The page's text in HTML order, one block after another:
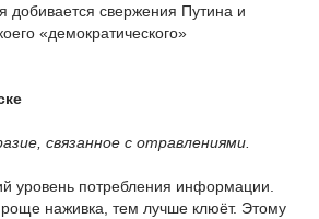
добивается свержения Путина и
«демократического»
связанное с отравлениями.
уровень потребления информации.
наживка, тем лучше клюёт. Этому